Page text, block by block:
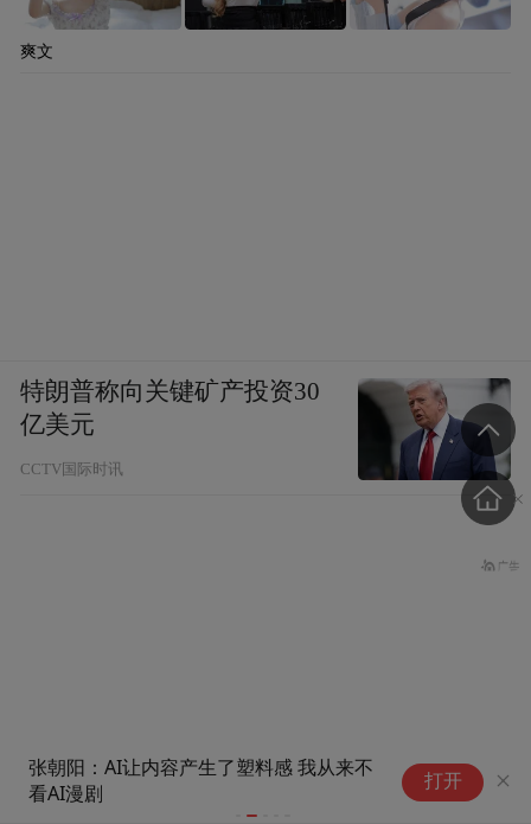
张朝阳：AI让内容产生了塑料感 我从来不
看AI漫剧
打开
爽文
特朗普称向关键矿产投资30
亿美元
CCTV国际时讯
台风“白海豚”逼近，这些知